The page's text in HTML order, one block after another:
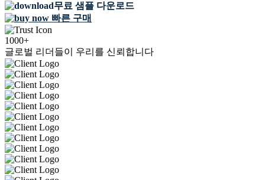
무료 샘플 다운로드
빠른 구매
1000+
글로벌 리더들이 우리를 신뢰합니다